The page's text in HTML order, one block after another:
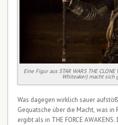
Eine Figur aus STAR WARS THE
Whiteaker) macht sich
Was dagegen wirklich sauer
Gequatsche über die Macht, was in
ergibt als in THE FORCE